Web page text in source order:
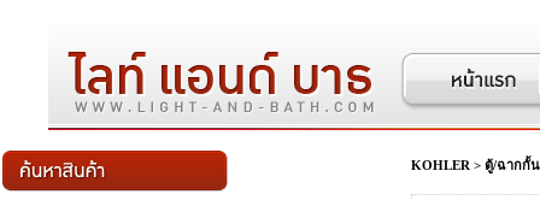
KOHLER > ตู้/ฉากกั้